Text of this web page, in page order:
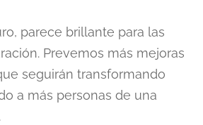
parece brillante para las
Prevemos más mejoras
seguirán transformando
a más personas de una